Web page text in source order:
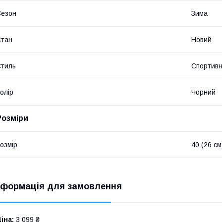
Зима
Новий
Чорний
40 (26
для замовлення
3 099 ₴